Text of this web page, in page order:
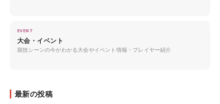
EVENT
大会・イベント
競技シーンの今がわかる大会やイベント情報・プレイヤー紹介
最新の投稿